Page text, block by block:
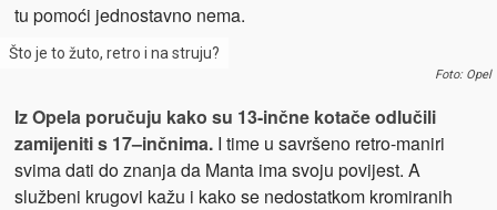
tu pomoći jednostavno nema.
Što je to žuto, retro i na struju?
Foto: Opel
Iz Opela poručuju kako su 13-inčne kotače odlučili
zamijeniti s 17–inčnima.I time u savršeno retro-maniri
svima dati do znanja da Manta ima svoju povijest. A
službeni krugovi kažu i kako se nedostatkom kromiranih